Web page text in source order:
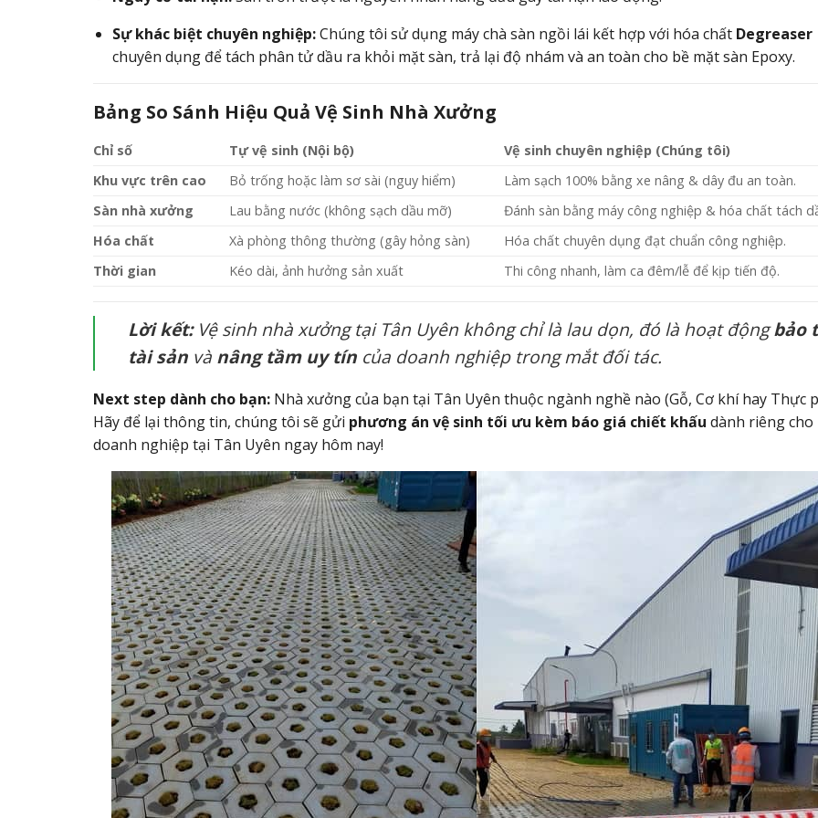
Sự khác biệt chuyên nghiệp:Chúng tôi sử dụng máy chà sàn ngồi lái kết hợp với hóa chất Degreaser
chuyên dụng để tách phân tử dầu ra khỏi mặt sàn, trả lại độ nhám và an toàn cho bề mặt sàn Epoxy.
Bảng So Sánh Hiệu Quả Vệ Sinh Nhà Xưởng
Chỉ số Tự vệ sinh (Nội bộ)
Vệ sinh chuyên nghiệp (Chúng tôi)
Khu vực trên cao
Bỏ trống hoặc làm sơ sài (nguy hiểm)
Làm sạch 100% bằng xe nâng & dây đu an toàn.
Sàn nhà xưởng
Lau bằng nước (không sạch dầu mỡ)
Đánh sàn bằng máy công nghiệp & hóa chất tách
Hóa chất
Xà phòng thông thường (gây hỏng sàn)
Hóa chất chuyên dụng đạt chuẩn công nghiệp.
Thời gian
Kéo dài, ảnh hưởng sản xuất Thi công nhanh, làm ca đêm/lễ để kịp tiến độ.
Lời kết:Vệ sinh nhà xưởng tại Tân Uyên không chỉ là lau dọn, đó là hoạt độngbảo
tài sản và nâng tầm uy tín của doanh nghiệp trong mắt đối tác.
Next step dành cho bạn: Nhà xưởng của bạn tại Tân Uyên thuộc ngành nghề nào (Gỗ, Cơ khí hay Thực
Hãy để lại thông tin, chúng tôi sẽ gửi phương án vệ sinh tối ưu kèm báo giá chiết khấu dành riêng cho
doanh nghiệp tại Tân Uyên ngay hôm nay!